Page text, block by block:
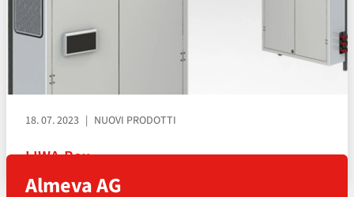
18. 07. 2023 NUOVI PRODOTTI
LIWA-Box
Almeva AG